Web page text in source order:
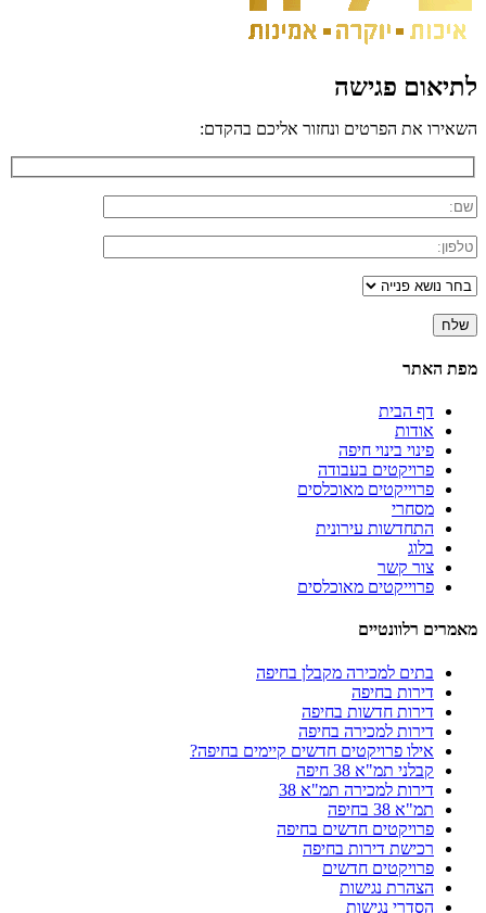
לתיאום פגישה
השאירו את הפרטים ונחזור אליכם בהקדם:
מפת האתר
דף הבית
אודות
פינוי בינוי חיפה
פרויקטים בעבודה
פרוייקטים מאוכלסים
מסחרי
התחדשות עירונית
בלוג
צור קשר
פרוייקטים מאוכלסים
מאמרים רלוונטיים
בתים למכירה מקבלן בחיפה
דירות בחיפה
דירות חדשות בחיפה
דירות למכירה בחיפה
אילו פרויקטים חדשים קיימים בחיפה?
קבלני תמ"א 38 חיפה
דירות למכירה תמ"א 38
תמ"א 38 בחיפה
פרויקטים חדשים בחיפה
רכישת דירות בחיפה
פרויקטים חדשים
הצהרת נגישות
הסדרי נגישות